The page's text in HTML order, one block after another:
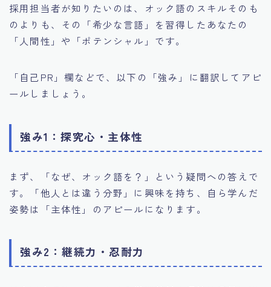
採用担当者が知りたいのは、オック語のスキルそのも
のよりも、その「希少な言語」を習得したあなたの
「人間性」や「ポテンシャル」です。
「自己PR」欄などで、以下の「強み」に翻訳してアピ
ールしましょう。
強み1：探究心・主体性
まず、「なぜ、オック語を？」という疑問への答えで
す。「他人とは違う分野」に興味を持ち、自ら学んだ
姿勢は「主体性」のアピールになります。
強み2：継続力・忍耐力